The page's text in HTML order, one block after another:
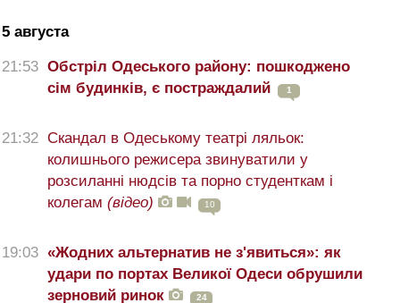
5 августа
21:53 Обстріл Одеського району: пошкоджено
сім будинків, є постраждалий
1
21:32 Скандал в Одеському театрі ляльок:
колишнього режисера звинуватили у
розсиланні нюдсів та порно студенткам і
колегам (відео) 10
19:03 «Жодних альтернатив не з'явиться»: як
удари по портах Великої Одеси обрушили
зерновий ринок
24